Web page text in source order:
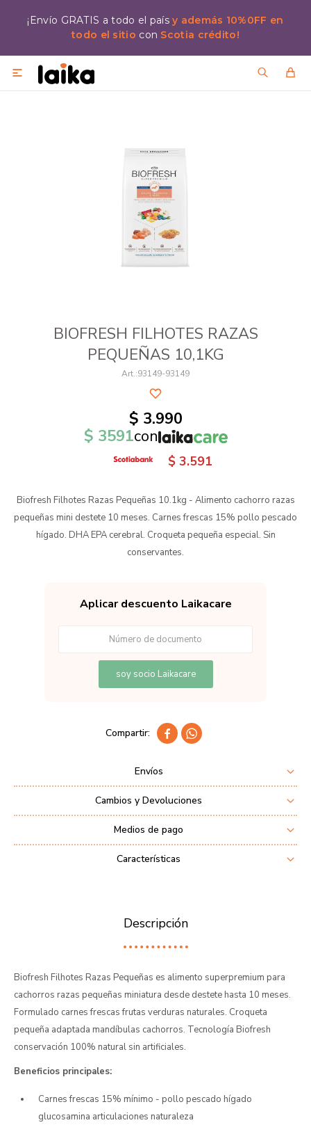
¡Envío GRATIS a todo el paísy además 10%0FF en
todo el sitio con Scotia crédito!

BIOFRESH FILHOTES RAZAS
PEQUEÑAS 10,1KG
93149-93149
$ 3.990
$ 3591con
$ 3.591
Biofresh Filhotes Razas Pequeñas 10.1kg - Alimento cachorro razas
pequeñas mini destete 10 meses. Carnes frescas 15% pollo pescado
hígado. DHA EPA cerebral. Croqueta pequeña especial. Sin
conservantes.
Aplicar descuento Laikacare
soy socio Laikacare
 
Envíos
Cambios y Devoluciones
Medios de pago
Características
Descripción
Biofresh Filhotes Razas Pequeñas es alimento superpremium para
cachorros razas pequeñas miniatura desde destete hasta 10 meses.
Formulado carnes frescas frutas verduras naturales. Croqueta
pequeña adaptada mandíbulas cachorros. Tecnología Biofresh
conservación 100% natural sin artificiales.
Beneficios principales:
Carnes frescas 15% mínimo - pollo pescado hígado
glucosamina articulaciones naturaleza